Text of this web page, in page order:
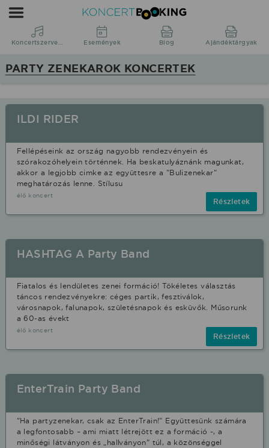
Koncertbooking
Koncertszervezés
Koncertek
fellépések
Party
zenekarok
stílusban.
Koncertszervezés Események Blog Ajándéktárgyak
PARTY ZENEKAROK KONCERTEK
ILDI RIDER
Fellépéseink az ország nagyobb rendezvényein és
szórakozóhelyein történnek. Ha beskatulyáznánk magunkat,
akkor a legjobb cimke az együttesre a "Bulizenekar"
meghatározás lenne. Stílusu
élő koncert
Részletek
HASHTAG A Party Band
Fiatalos és lendületes zenei formáció! Tökéletes választás
táncos rendezvényekre: céges partik, fesztiválok,
városnapok, falunapok, születésnapok és esküvők. Műsorunk
a 60-as évekt
élő koncert
Részletek
EnterTrain Party Band
"Ha partyzenekar, csak az EnterTrain!" Együttesünk számára
a legfontosabb – ami miatt létrejött ez a formáció -, a
minőségi látványon és „hallványon” túl, a közönséggel